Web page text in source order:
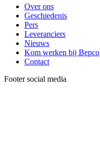
Over ons
Geschiedenis
Pers
Leveranciers
Nieuws
Kom werken bij Bepco
Contact
Footer social media